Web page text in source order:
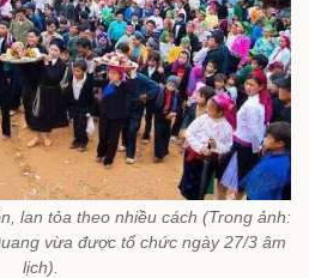
lan tỏa theo nhiều cách (Trong ảnh:
vừa được tổ chức ngày 27/3 âm
lịch).